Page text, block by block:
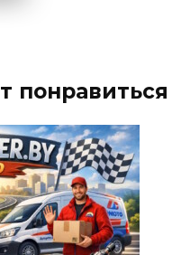
понравиться